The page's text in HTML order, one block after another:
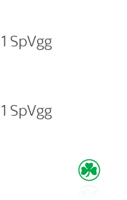
SpVgg
SpVgg